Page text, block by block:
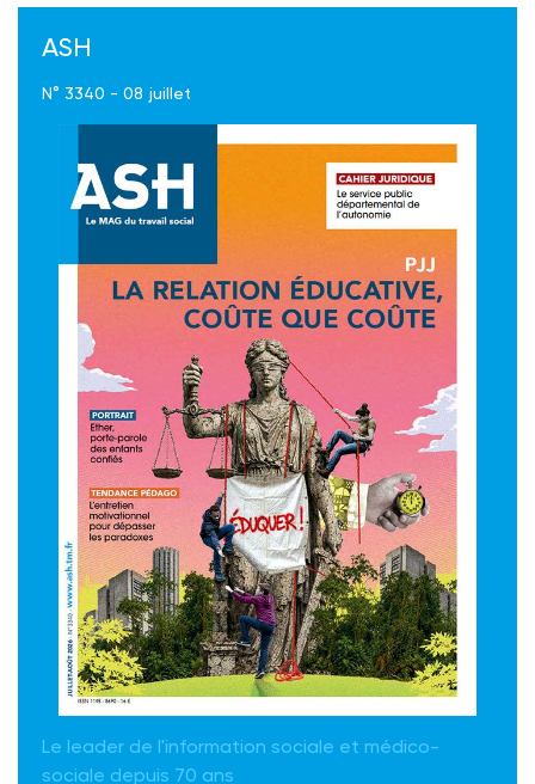
ASH
N° 3340 - 08 juillet
Le leader de l'information sociale et médico-
sociale depuis 70 ans